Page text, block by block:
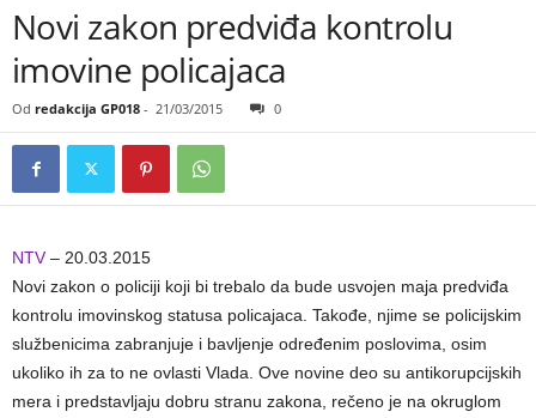
Novi zakon predviđa kontrolu
imovine policajaca
Od redakcija GP018 - 21/03/2015 0
NTV – 20.03.2015
Novi zakon o policiji koji bi trebalo da bude usvojen maja predviđa
kontrolu imovinskog statusa policajaca. Takođe, njime se policijskim
službenicima zabranjuje i bavljenje određenim poslovima, osim
ukoliko ih za to ne ovlasti Vlada. Ove novine deo su antikorupcijskih
mera i predstavljaju dobru stranu zakona, rečeno je na okruglom